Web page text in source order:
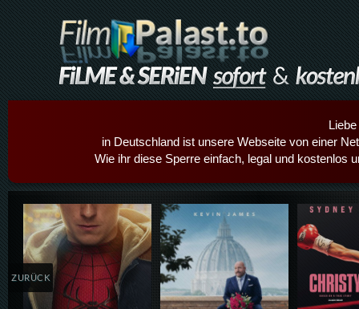
in Deutschland ist unsere Webseite von einer
Wie ihr diese Sperre einfach, legal und kostenlos
Details,Play Details,Play
ZURÜCK